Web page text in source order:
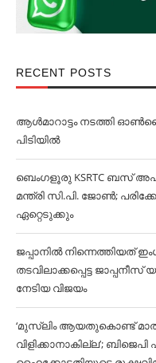
RECENT POSTS
ആള്‍മാറാട്ടം നടത്തി
പിടിയില്‍
ബെംഗളൂരു KSRTC ബസ്
മന്ത്രി സി.പി. ജോണ്‍;
ഏറ്റെടുക്കും
ജപ്പാനില്‍ നിന്നെത്തിയത്
തടവിലാക്കപ്പെട്ട
നേടിയ വിജയം
‘മുസ്‌ലിം ആയതുകൊണ്ട്
വിളിക്കാനാകില്ല’;